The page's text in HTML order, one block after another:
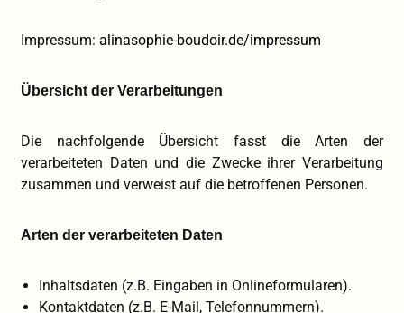
Impressum:alinasophie-boudoir.de/impressum
Übersicht der Verarbeitungen
Die nachfolgende Übersicht fasst die Arten der
verarbeiteten Daten und die Zwecke ihrer Verarbeitung
zusammen und verweist auf die betroffenen Personen.
Arten der verarbeiteten Daten
Inhaltsdaten (z.B. Eingaben in Onlineformularen).
Kontaktdaten (z.B. E-Mail, Telefonnummern).